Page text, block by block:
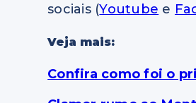
sociais (Youtube e
Veja mais:
Confira como foi o